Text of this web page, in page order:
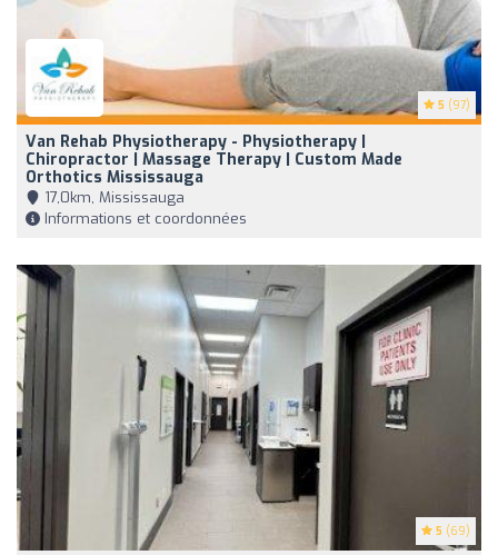
5 (97)
Van Rehab Physiotherapy - Physiotherapy |
Chiropractor | Massage Therapy | Custom Made
Orthotics Mississauga
17,0km, Mississauga
Informations et coordonnées
5 (69)